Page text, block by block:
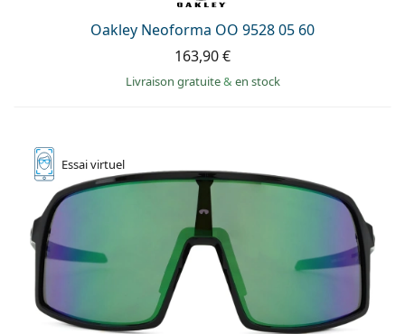
Oakley Neoforma OO 9528 05 60
163,90 €
Livraison gratuite& en stock
Essaivirtuel